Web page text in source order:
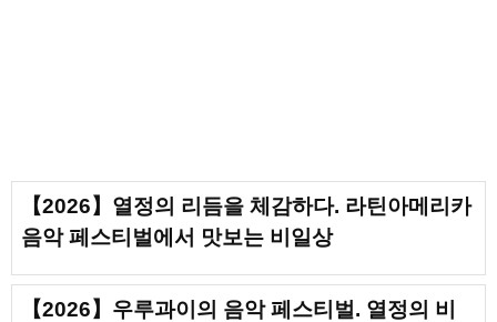
【2026】열정의 리듬을 체감하다. 라틴아메리카
음악 페스티벌에서 맛보는 비일상
【2026】우루과이의 음악 페스티벌. 열정의 비